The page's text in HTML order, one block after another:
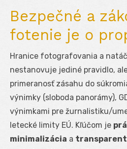
Bezpečné a
fotenie je o
Hranice fotografovania a
nestanovuje jediné pravidlo,
primeranosť zásahu do
výnimky (sloboda panorámy),
výnimkami pre žurnalistiku/
letecké limity EÚ. Kľúčom je
minimalizácia a